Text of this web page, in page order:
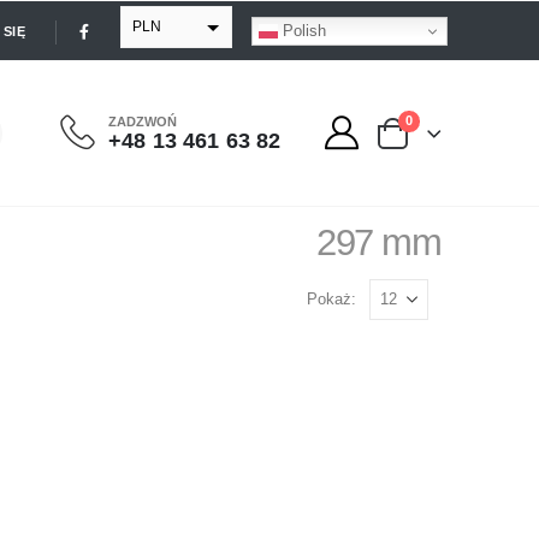
PLN
GBP
Polish
ZADZWOŃ
+48 13 461 63 82
0
297 mm
Pokaż: